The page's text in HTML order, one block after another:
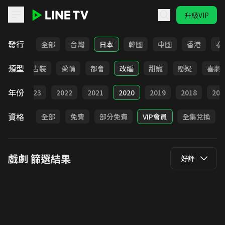
升級VIP
發行 全部 台灣 日本 韓國 中國 香港 泰
類型
家庭 古裝 愛情 都會 改編 甜寵 懸疑 喜劇
年份 2023 2022 2021 2020 2019 2018
資格 全部 免費 部分免費 VIP會員 全集兌換
戲劇 篩選結果 好評